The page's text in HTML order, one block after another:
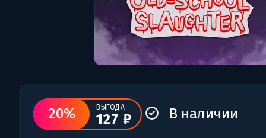
20% ВЫГОДА
127 ₽ В наличии